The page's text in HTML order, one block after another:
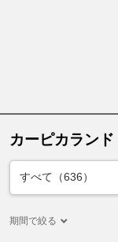
カーピカランド
期間で絞る